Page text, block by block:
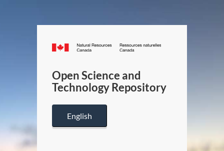
Canada.ca
/
Canada
Open Science and
Technology Repository
English